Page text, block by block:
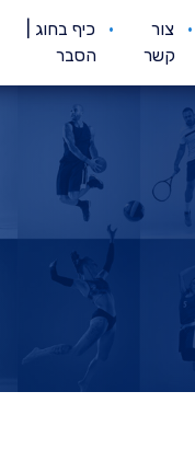
צור
קשר
כיף בחוג |
הסבר